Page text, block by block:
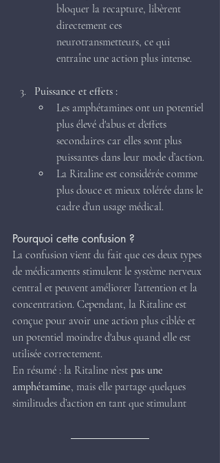
bloquer la recapture, libèrent
directement ces
neurotransmetteurs, ce qui
entraîne une action plus intense.
Puissance et effets :
Les amphétamines ont un potentiel
plus élevé d'abus et d'effets
secondaires car elles sont plus
puissantes dans leur mode d’action.
La Ritaline est considérée comme
plus douce et mieux tolérée dans le
cadre d’un usage médical.
Pourquoi cette confusion ?
La confusion vient du fait que ces deux types
de médicaments stimulent le système nerveux
central et peuvent améliorer l’attention et la
concentration. Cependant, la Ritaline est
conçue pour avoir une action plus ciblée et
un potentiel moindre d'abus quand elle est
utilisée correctement.
En résumé : la Ritaline n’est pas une
amphétamine, mais elle partage quelques
similitudes d’action en tant que stimulant